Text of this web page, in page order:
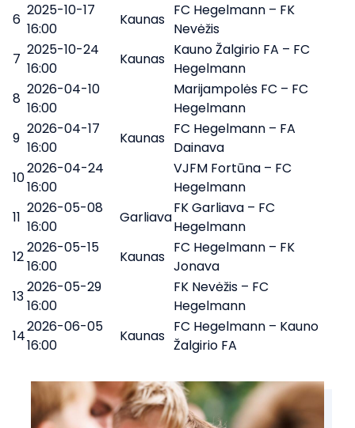
6
2025-10-17
16:00
Kaunas
FC Hegelmann – FK
Nevėžis
7
2025-10-24
16:00
Kaunas
Kauno Žalgirio FA – FC
Hegelmann
8
2026-04-10
16:00
Marijampolės FC – FC
Hegelmann
9
2026-04-17
16:00
Kaunas
FC Hegelmann – FA
Dainava
10
2026-04-24
16:00
VJFM Fortūna – FC
Hegelmann
11
2026-05-08
16:00
Garliava
FK Garliava – FC
Hegelmann
12
2026-05-15
16:00
Kaunas
FC Hegelmann – FK
Jonava
13
2026-05-29
16:00
FK Nevėžis – FC
Hegelmann
14
2026-06-05
16:00
Kaunas
FC Hegelmann – Kauno
Žalgirio FA